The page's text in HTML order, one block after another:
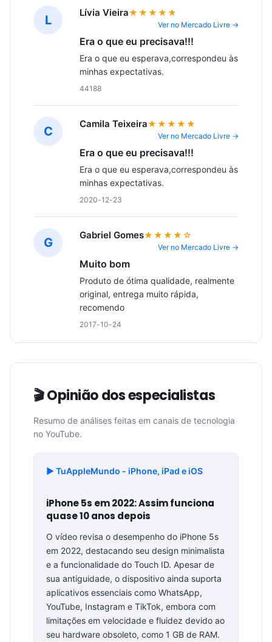
L Lívia Vieira★★★★★
Ver no Mercado Livre →
Era o que eu precisava!!!
Era o que eu esperava,correspondeu às
minhas expectativas.
44188
C Camila Teixeira★★★★★
Ver no Mercado Livre →
Era o que eu precisava!!!
Era o que eu esperava,correspondeu às
minhas expectativas.
2020-12-23
G Gabriel Gomes★★★★☆
Ver no Mercado Livre →
Muito bom
Produto de ótima qualidade, realmente
original, entrega muito rápida,
recomendo
2017-10-24
🎬 Opinião dos especialistas
Resumo de análises feitas em canais de tecnologia
no YouTube.
▶️ TuAppleMundo - iPhone, iPad e iOS
iPhone 5s em 2022: Assim funciona
quase 10 anos depois
O vídeo revisa o desempenho do iPhone 5s
em 2022, destacando seu design minimalista
e a funcionalidade do Touch ID. Apesar de
sua antiguidade, o dispositivo ainda suporta
aplicativos essenciais como WhatsApp,
YouTube, Instagram e TikTok, embora com
limitações em velocidade e fluidez devido ao
seu hardware obsoleto, como 1 GB de RAM.